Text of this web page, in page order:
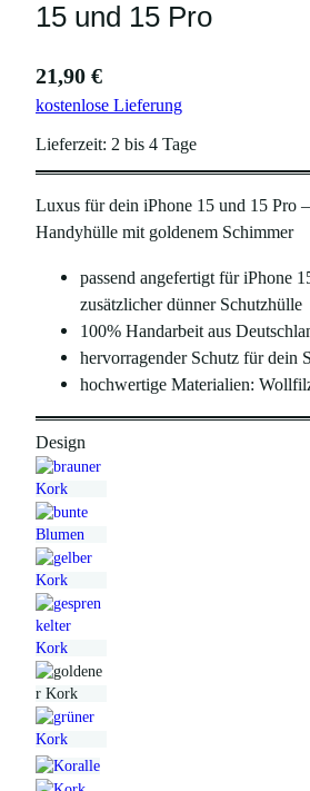
15 und 15 Pro
21,90 €
kostenlose Lieferung
Lieferzeit: 2 bis 4 Tage
Luxus für dein iPhone 15 und 15 Pro
Handyhülle mit goldenem Schimmer
passend angefertigt für iPhone
zusätzlicher dünner Schutzhülle
100% Handarbeit aus
hervorragender Schutz für dein
hochwertige Materialien:
Design